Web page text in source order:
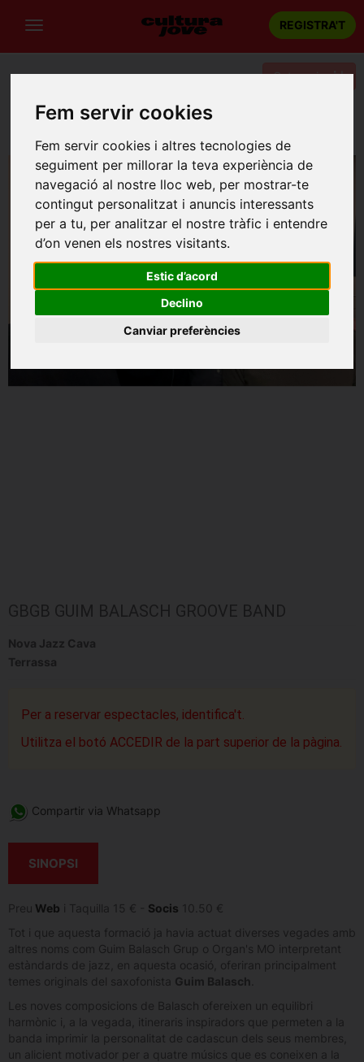
Fem servir cookies
Fem servir cookies i altres tecnologies de
seguiment per millorar la teva experiència de
navegació al nostre lloc web, per mostrar-te
contingut personalitzat i anuncis interessants
per a tu, per analitzar el nostre tràfic i entendre
d’on venen els nostres visitants.
Estic d’acord
Declino
Canviar preferències
REGISTRA'T
Categories
Portada Música
Barcelona
GBGB GUIM BALASCH GROOVE BAND
Nova Jazz Cava
Terrassa
Per a reservar espectacles, identifica't.
Utilitza el botó ACCEDIR de la part superior de la pàgina.
Compartir via Whatsapp
SINOPSI
Preu Web i Taquilla 15 € - Socis 10.50 €
Tot i que aquesta formació ja havia actuat diverses vegades amb
altres noms com Guim Balasch Grup o Organ's MO interpretant
estàndards de jazz, en aquesta ocasió, oferiran principalment
temes originals del saxofonista Guim Balasch
Les noves composicions de Balasch ofereixen un equilibri
harmònic i, a la vegada, itineraris inspiradors que permeten a la
banda imprimir la personalitat de cadascun dels seus membres,
un alicient motivador per a quatre músics que es coneixen a la